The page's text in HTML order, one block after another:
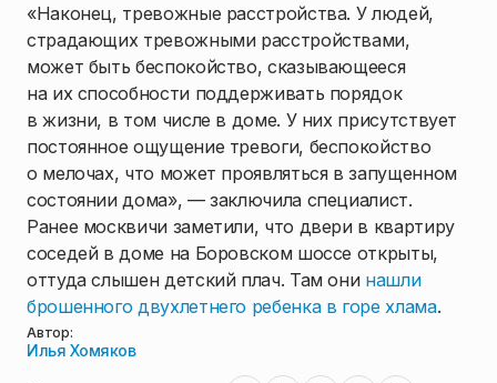
«Наконец, тревожные расстройства. У людей,
страдающих тревожными расстройствами,
может быть беспокойство, сказывающееся
на их способности поддерживать порядок
в жизни, в том числе в доме. У них присутствует
постоянное ощущение тревоги, беспокойство
о мелочах, что может проявляться в запущенном
состоянии дома», — заключила специалист.
Ранее москвичи заметили, что двери в квартиру
соседей в доме на Боровском шоссе открыты,
оттуда слышен детский плач. Там они нашли
брошенного двухлетнего ребенка в горе хлама.
Автор:
Илья Хомяков